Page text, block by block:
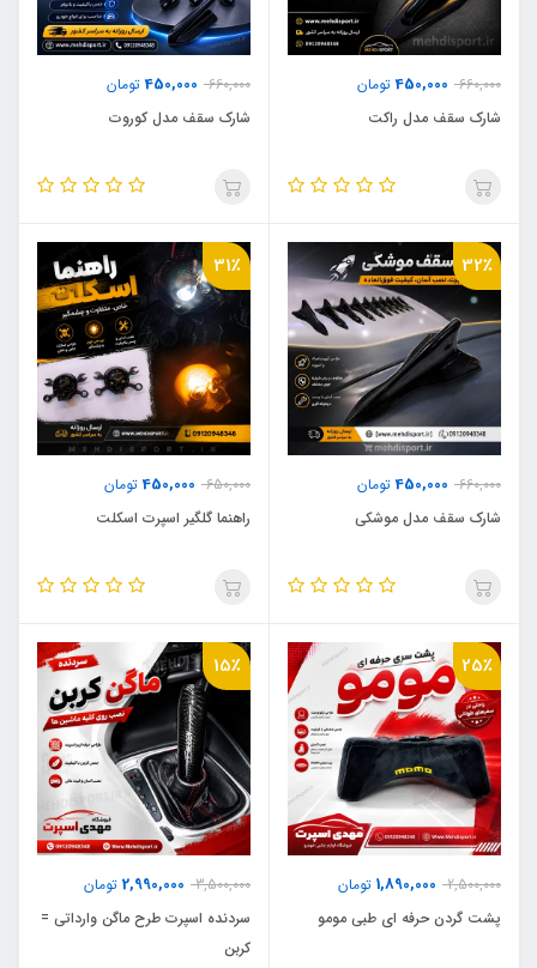
660,000
450,000تومان
شارک سقف مدل راکت
660,000
450,000تومان
شارک سقف مدل کوروت
32٪
660,000
450,000تومان
شارک سقف مدل موشکی
31٪
650,000
450,000تومان
راهنما گلگیر اسپرت اسکلت
25٪
2,500,000
1,890,000 تومان
پشت گردن حرفه ای طبی مومو
15٪
3,500,000
2,990,000 تومان
سردنده اسپرت طرح ماگن وارداتی =
کربن